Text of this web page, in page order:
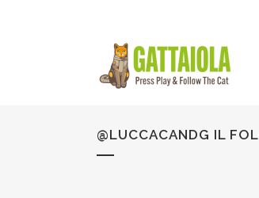
@LUCCACANDG IL